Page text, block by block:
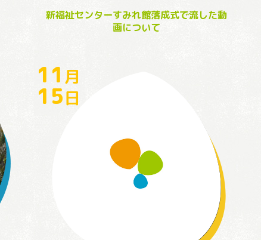
新福祉センターすみれ館落成式で流した動
画について
11 月
15日